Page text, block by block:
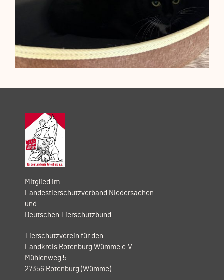
Mitglied im
Landestierschutzverband Niedersachen
und
Deutschen Tierschutzbund
Tierschutzverein für den
Landkreis Rotenburg Wümme e.V.
Mühlenweg 5
27356 Rotenburg (Wümme)